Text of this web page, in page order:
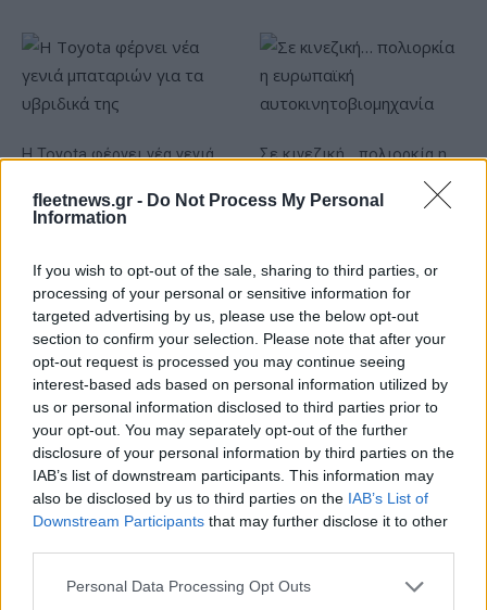
fleetnews.gr - Do Not Process My Personal
Information
If you wish to opt-out of the sale, sharing to third parties, or
processing of your personal or sensitive information for
targeted advertising by us, please use the below opt-out
section to confirm your selection. Please note that after your
opt-out request is processed you may continue seeing
interest-based ads based on personal information utilized by
us or personal information disclosed to third parties prior to
your opt-out. You may separately opt-out of the further
disclosure of your personal information by third parties on the
IAB’s list of downstream participants. This information may
also be disclosed by us to third parties on the IAB’s List of
Downstream Participants that may further disclose it to other
Please note that this website/app uses one or more Google
Personal Data Processing Opt Outs
Η Toyota φέρνει νέα γενιά
της
Σε κινεζική… πολιορκία η
αυτοκινητοβιομηχανία
Νέο Audi A2 e-tron με στόχο την κορυφή της
αποδοτικότητας
στην πρεμιέρα, 78-36 την
Γιαννακόπουλος: «Όταν σου
ρίχνουν μια πέτρα, τους
καταστρέφεις» (vid)